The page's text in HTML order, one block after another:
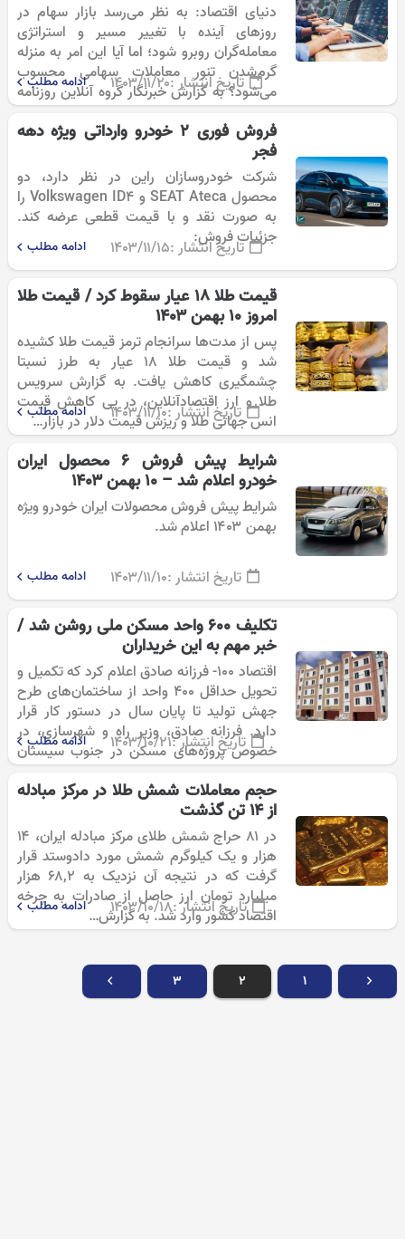
دنیای اقتصاد: به نظر می‌رسد بازار سهام در
روزهای آینده با تغییر مسیر و استراتژی
معامله‌گران روبرو شود؛ اما آیا این امر به منزله
گرم‌شدن تنور معاملات سهامی محسوب
می‌شود؟ به گزارش خبرنگار گروه آنلاین روزنامه
دنیای اقتصاد؛ با توجه…
تاریخ انتشار :۱۴۰۳/۱۱/۲۰ ادامه مطلب
فروش فوری ۲ خودرو وارداتی ویژه دهه
فجر
شرکت خودروسازان راین در نظر دارد، دو
محصول SEAT Ateca و Volkswagen ID4 را
به صورت نقد و با قیمت قطعی عرضه کند.
جزئیات فروش:
تاریخ انتشار :۱۴۰۳/۱۱/۱۵ ادامه مطلب
قیمت طلا ۱۸ عیار سقوط کرد / قیمت طلا
امروز ۱۰ بهمن ۱۴۰۳
پس از مدت‌ها سرانجام ترمز قیمت طلا کشیده
شد و قیمت طلا ۱۸ عیار به طرز نسبتا
چشمگیری کاهش یافت. به گزارش سرویس
طلا و ارز اقتصادآنلاین، در پی کاهش قیمت
انس جهانی طلا و ریزش قیمت دلار در بازار…
تاریخ انتشار :۱۴۰۳/۱۱/۱۰ ادامه مطلب
شرایط پیش فروش ۶ محصول ایران
خودرو اعلام شد – ۱۰ بهمن ۱۴۰۳
شرایط پیش فروش محصولات ایران خودرو ویژه
بهمن ۱۴۰۳ اعلام شد.
تاریخ انتشار :۱۴۰۳/۱۱/۱۰ ادامه مطلب
تکلیف 600 واحد مسکن ملی روشن شد /
خبر مهم به این خریداران
اقتصاد 100- فرزانه صادق اعلام کرد که تکمیل و
تحویل حداقل ۴۰۰ واحد از ساختمان‌های طرح
جهش تولید تا پایان سال در دستور کار قرار
دارد. فرزانه صادق، وزیر راه و شهرسازی، در
خصوص پروژه‌های مسکن در جنوب سیستان
و…
تاریخ انتشار :۱۴۰۳/۱۰/۲۱ ادامه مطلب
حجم معاملات شمش طلا در مرکز مبادله
از ۱۴ تن گذشت
در ۸۱ حراج شمش طلای مرکز مبادله ایران، ۱۴
هزار و یک کیلوگرم شمش مورد دادوستد قرار
گرفت که در نتیجه آن نزدیک به ۶۸,۲ هزار
میلیارد تومان ارز حاصل از صادرات به چرخه
اقتصاد کشور وارد شد. به گزارش…
تاریخ انتشار :۱۴۰۳/۱۰/۱۸ ادامه مطلب
۱ ۲ ۳